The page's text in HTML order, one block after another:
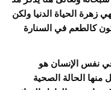
زهرة الحياة الدنيا ولكن
كالطعم في السنارة
نفس الإنسان هو
الحالة الصحية